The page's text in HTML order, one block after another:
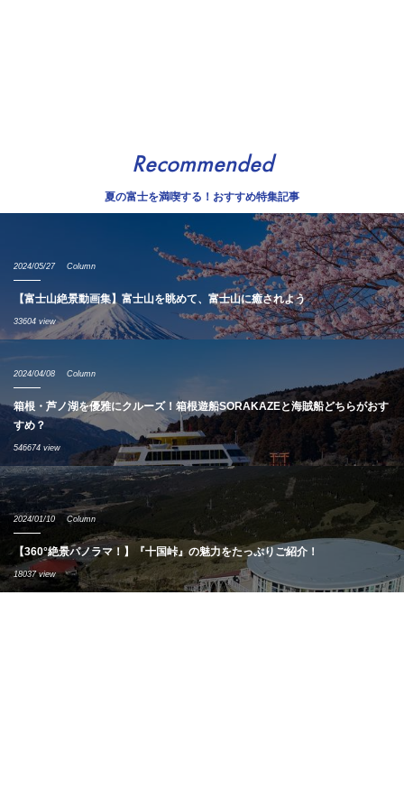
Recommended
夏の富士を満喫する！おすすめ特集記事
2024/05/27 Column
【富士山絶景動画集】富士山を眺めて、富士山に癒されよう
33604 view
2024/04/08 Column
箱根・芦ノ湖を優雅にクルーズ！箱根遊船SORAKAZEと海賊船どちらがおす
すめ？
546674 view
2024/01/10 Column
【360°絶景パノラマ！】『十国峠』の魅力をたっぷりご紹介！
18037 view